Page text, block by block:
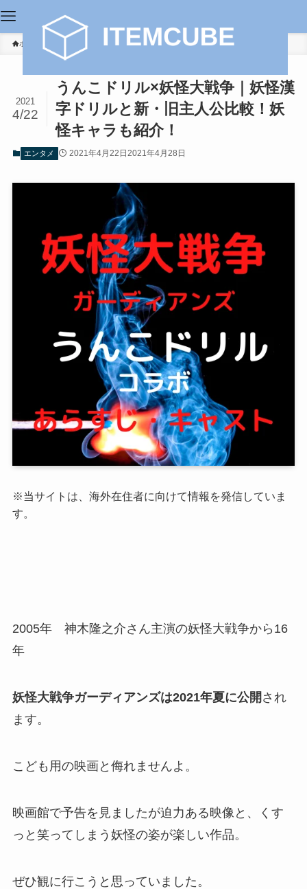
ホーム
うんこドリル×妖怪大戦争｜妖怪漢
字ドリルと新・旧主人公比較！妖
怪キャラも紹介！
2021
4/22
エンタメ 2021年4月22日 2021年4月28日
※当サイトは、海外在住者に向けて情報を発信していま
す。
2005年 神木隆之介さん主演の妖怪大戦争から16
年
妖怪大戦争ガーディアンズは2021年夏に公開 され
ます。
こども用の映画と侮れませんよ。
映画館で予告を見ましたが迫力ある映像と、くす
っと笑ってしまう妖怪の姿が楽しい作品。
ぜひ観に行こうと思っていました。